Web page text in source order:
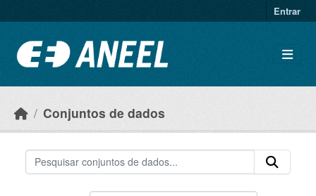
Entrar
Conjuntos de dados